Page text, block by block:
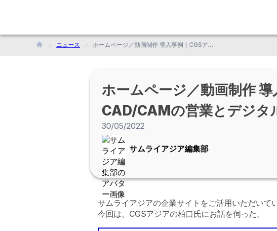
ニュース ホームページ／動画制作 導入事例｜CGSアジア<br>CAD/CAMの営業とデジタルマーケティングの両立に成功
ホームページ／動画制作
CAD/CAMの営業とデジタ
30/05/2022
サムライアジア編集部
サムライアジアの企業サイトをご活用いただいて
今回は、CGSアジアの柏口氏にお話を伺った。